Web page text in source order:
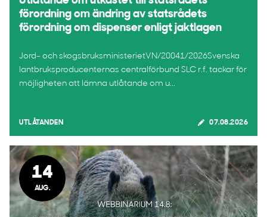
förordning om ändring av statsrådets
förordning om dispenser enligt jaktlagen
Jord- och skogsbruksministerietVN/20041/2026Svenska
lantbruksproducenternas centralförbund SLC r.f. tackar för
möjligheten att lämna utlåtande om u...
UTLÅTANDEN 07.08.2026
14
AUG.